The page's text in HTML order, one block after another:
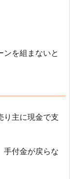
ンを組まないと
り主に現金で支
手付金が戻らな